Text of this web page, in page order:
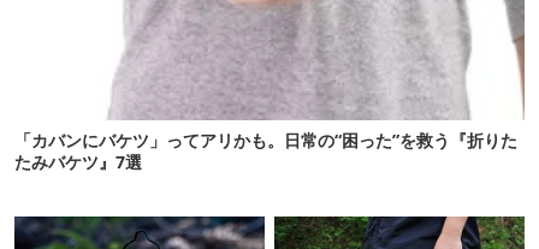
「カバンにバケツ」ってアリかも。日常の“困った”を救う『折りた
たみバケツ』7選